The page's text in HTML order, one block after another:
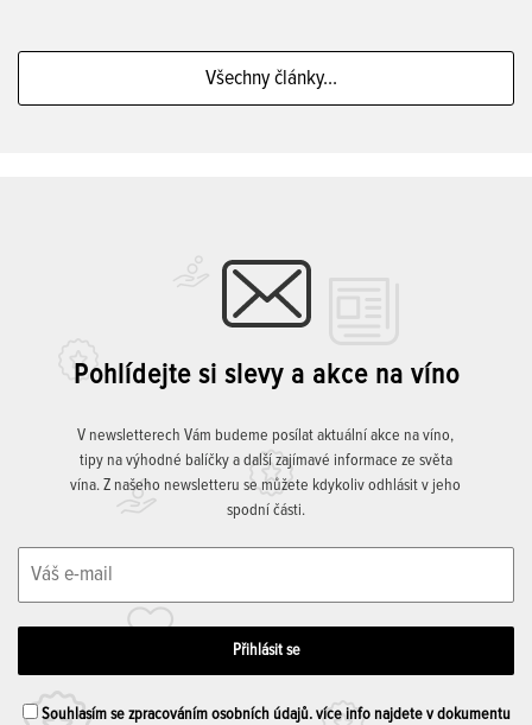
Všechny články...
Pohlídejte si slevy a akce na víno
V newsletterech Vám budeme posílat aktuální akce na víno,
tipy na výhodné balíčky a další zajímavé informace ze světa
vína. Z našeho newsletteru se můžete kdykoliv odhlásit v jeho
spodní části.
Souhlasím se zpracováním osobních údajů. více info najdete v dokumentu